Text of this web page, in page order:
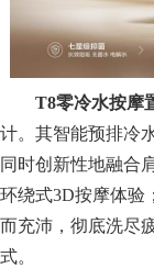
T8零冷水按摩
计。其智能预排冷
同时创新性地融合
环绕式3D按摩体验
而充沛，彻底洗尽
式。